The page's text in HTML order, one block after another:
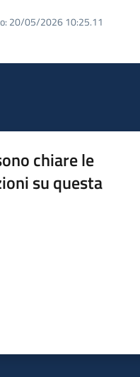
20/05/2026 10:25.11
chiare le
su questa